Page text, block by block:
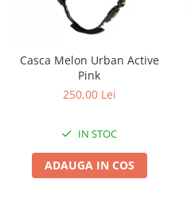
Casca Melon Urban Active
Pink
250,00 Lei
IN STOC
ADAUGA IN COS